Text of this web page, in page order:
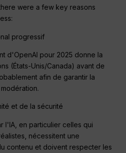
were a few key reasons
progressif
d'OpenAI pour 2025 donne la
(États-Unis/Canada) avant de
afin de garantir la
et de la sécurité
l'IA, en particulier celles qui
nécessitent une
contenu et doivent respecter les